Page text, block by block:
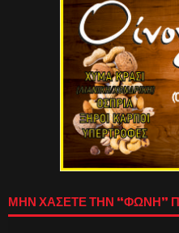
ΜΗΝ ΧΑΣΕΤΕ ΤΗΝ “ΦΩΝΗ”